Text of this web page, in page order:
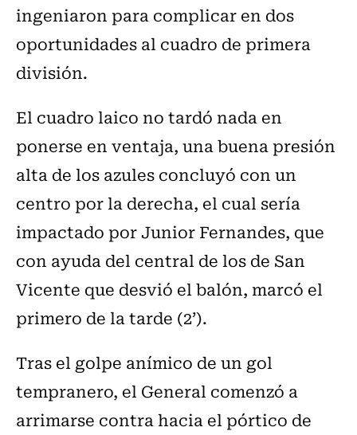
ingeniaron para complicar en dos
oportunidades al cuadro de primera
división.
El cuadro laico no tardó nada en
ponerse en ventaja, una buena presión
alta de los azules concluyó con un
centro por la derecha, el cual sería
impactado por Junior Fernandes, que
con ayuda del central de los de San
Vicente que desvió el balón, marcó el
primero de la tarde (2’).
Tras el golpe anímico de un gol
tempranero, el General comenzó a
arrimarse contra hacia el pórtico de